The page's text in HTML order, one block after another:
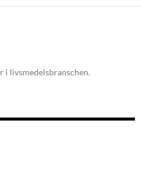
i livsmedelsbranschen.